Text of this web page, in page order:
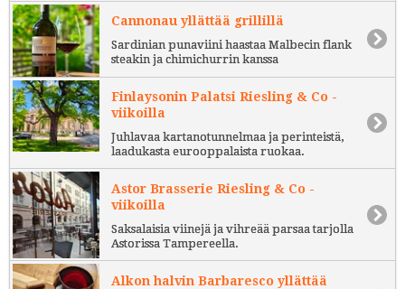
Cannonau yllättää grillillä
Sardinian punaviini haastaa Malbecin flank
steakin ja chimichurrin kanssa
Finlaysonin Palatsi Riesling & Co -
viikoilla
Juhlavaa kartanotunnelmaa ja perinteistä,
laadukasta eurooppalaista ruokaa.
Astor Brasserie Riesling & Co -
viikoilla
Saksalaisia viinejä ja vihreää parsaa tarjolla
Astorissa Tampereella.
Alkon halvin Barbaresco yllättää